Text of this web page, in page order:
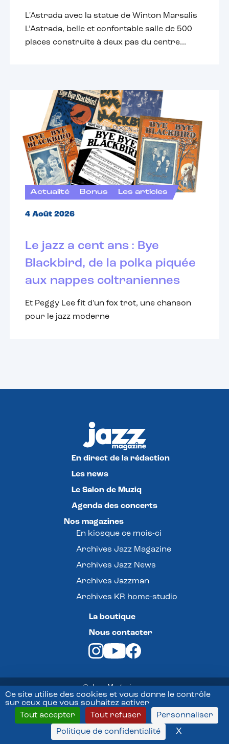
Ce site utilise des cookies et vous donne le contrôle
sur ceux que vous souhaitez activer
Tout accepter
Tout refuser
Personnaliser
Politique de confidentialité
X
L'Astrada avec la statue de Winton Marsalis
L’Astrada, belle et confortable salle de 500
places construite à deux pas du centre...
Actualité Bonus Les articles
4 Août 2026
Le jazz a cent ans : Bye
Blackbird, de la polka piquée
aux nappes coltraniennes
Et Peggy Lee fit d'un fox trot, une chanson
pour le jazz moderne
En direct de la rédaction
Les news
Le Salon de Muziq
Agenda des concerts
Nos magazines
En kiosque ce mois-ci
Archives Jazz Magazine
Archives Jazz News
Archives Jazzman
Archives KR home-studio
La boutique
Nous contacter
© Jazz Magazine -
Mentions légales
Conditions Générales de vente
Politique de confidentialité